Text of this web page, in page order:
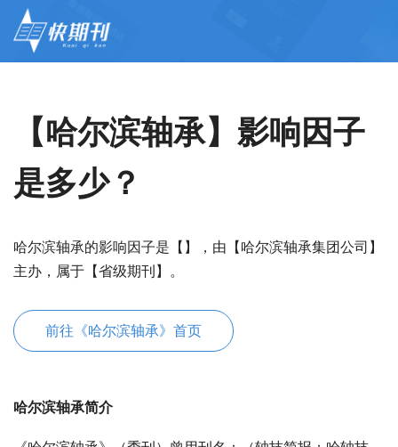
【哈尔滨轴承】影响因子
是多少？
哈尔滨轴承的影响因子是【】，由【哈尔滨轴承集团公司】
主办，属于【省级期刊】。
前往《哈尔滨轴承》首页
哈尔滨轴承简介